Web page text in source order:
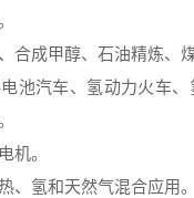
合成甲醇、石油精炼、煤
池汽车、氢动力火车
机。
、氢和天然气混合应用。